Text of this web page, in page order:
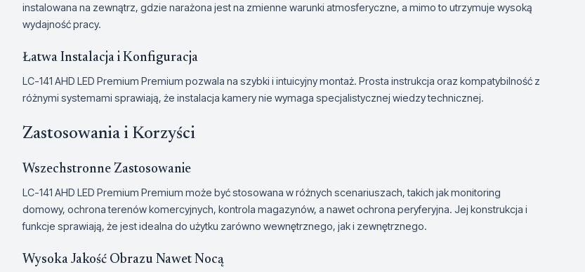
instalowana na zewnątrz, gdzie narażona jest na zmienne warunki atmosferyczne, a mimo to utrzymuje wysoką
wydajność pracy.
Łatwa Instalacja i Konfiguracja
LC-141 AHD LED Premium Premium pozwala na szybki i intuicyjny montaż. Prosta instrukcja oraz kompatybilność z
różnymi systemami sprawiają, że instalacja kamery nie wymaga specjalistycznej wiedzy technicznej.
Zastosowania i Korzyści
Wszechstronne Zastosowanie
LC-141 AHD LED Premium Premium może być stosowana w różnych scenariuszach, takich jak monitoring
domowy, ochrona terenów komercyjnych, kontrola magazynów, a nawet ochrona peryferyjna. Jej konstrukcja i
funkcje sprawiają, że jest idealna do użytku zarówno wewnętrznego, jak i zewnętrznego.
Wysoka Jakość Obrazu Nawet Nocą